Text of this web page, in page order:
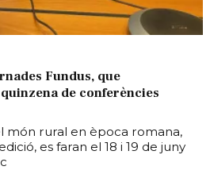
Fundus, que
de conferències
món rural en època romana,
es faran el 18 i 19 de juny